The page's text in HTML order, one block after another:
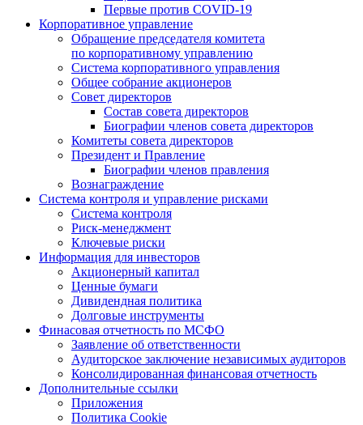
Первые против COVID‑19
Корпоративное управление
Обращение председателя комитета
по корпоративному управлению
Система корпоративного управления
Общее собрание акционеров
Совет директоров
Состав совета директоров
Биографии членов совета директоров
Комитеты совета директоров
Президент и Правление
Биографии членов правления
Вознаграждение
Система контроля и управление рисками
Система контроля
Риск-менеджмент
Ключевые риски
Информация для инвесторов
Акционерный капитал
Ценные бумаги
Дивидендная политика
Долговые инструменты
Финасовая отчетность по МСФО
Заявление об ответственности
Аудиторское заключение независимых аудиторов
Консолидированная финансовая отчетность
Дополнительные ссылки
Приложения
Политика Cookie